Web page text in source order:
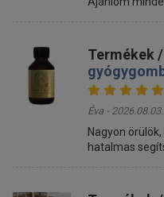
Termékek /
Éva -
Nagyon
hatalmas